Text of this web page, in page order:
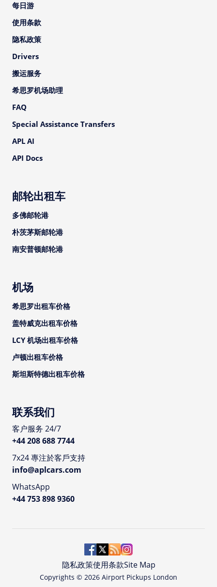
每日游
使用条款
隐私政策
Drivers
搬运服务
希思罗机场助理
FAQ
Special Assistance Transfers
APL AI
API Docs
邮轮出租车
多佛邮轮港
朴茨茅斯邮轮港
南安普顿邮轮港
机场
希思罗出租车价格
盖特威克出租车价格
LCY 机场出租车价格
卢顿出租车价格
斯坦斯特德出租车价格
联系我们
客户服务 24/7
+44 208 688 7744
7x24 專注於客戶支持
info@aplcars.com
WhatsApp
+44 753 898 9360
Copyrights © 2026 Airport Pickups London
隐私政策使用条款Site Map